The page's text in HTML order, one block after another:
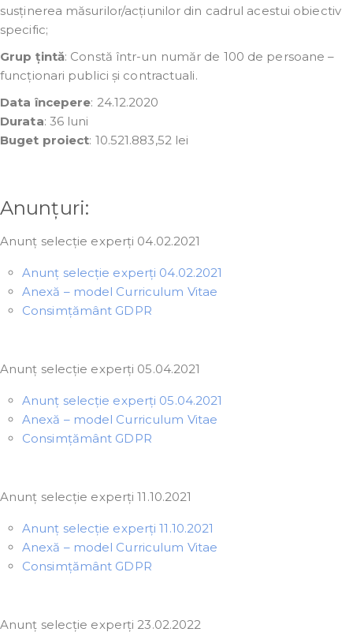
susținerea măsurilor/acțiunilor din cadrul acestui obiectiv
specific;
Grup țintă: Constă într-un număr de 100 de persoane –
funcționari publici și contractuali.
Data începere: 24.12.2020
Durata: 36 luni
Buget proiect: 10.521.883,52 lei
Anunțuri:
Anunț selecție experți 04.02.2021
Anunț selecție experți 04.02.2021
Anexă – model Curriculum Vitae
Consimțământ GDPR
Anunț selecție experți 05.04.2021
Anunț selecție experți 05.04.2021
Anexă – model Curriculum Vitae
Consimțământ GDPR
Anunț selecție experți 11.10.2021
Anunț selecție experți 11.10.2021
Anexă – model Curriculum Vitae
Consimțământ GDPR
Anunț selecție experți 23.02.2022